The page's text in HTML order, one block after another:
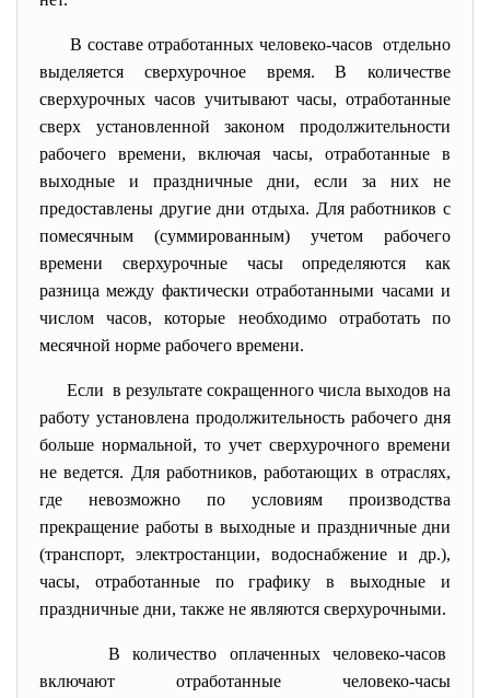
В составе отработанных человеко-часов отдельно
выделяется сверхурочное время. В количестве
сверхурочных часов учитывают часы, отработанные
сверх установленной законом продолжительности
рабочего времени, включая часы, отработанные в
выходные и праздничные дни, если за них не
предоставлены другие дни отдыха. Для работников с
помесячным (суммированным) учетом рабочего
времени сверхурочные часы определяются как
разница между фактически отработанными часами и
числом часов, которые необходимо отработать по
месячной норме рабочего времени.
Если в результате сокращенного числа выходов на
работу установлена продолжительность рабочего дня
больше нормальной, то учет сверхурочного времени
не ведется. Для работников, работающих в отраслях,
где невозможно по условиям производства
прекращение работы в выходные и праздничные дни
(транспорт, электростанции, водоснабжение и др.),
часы, отработанные по графику в выходные и
праздничные дни, также не являются сверхурочными.
В количество оплаченных человеко-часов
включают отработанные человеко-часы